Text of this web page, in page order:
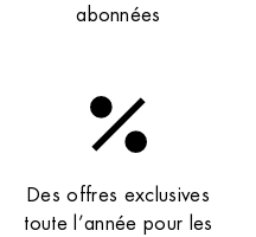
abonnées
Des offres exclusives
toute l’année pour les